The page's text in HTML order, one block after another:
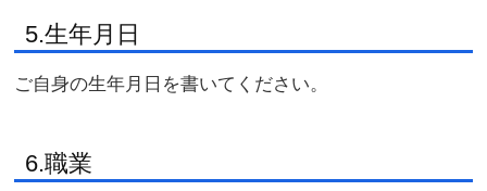
5.生年月日
ご自身の生年月日を書いてください。
6.職業